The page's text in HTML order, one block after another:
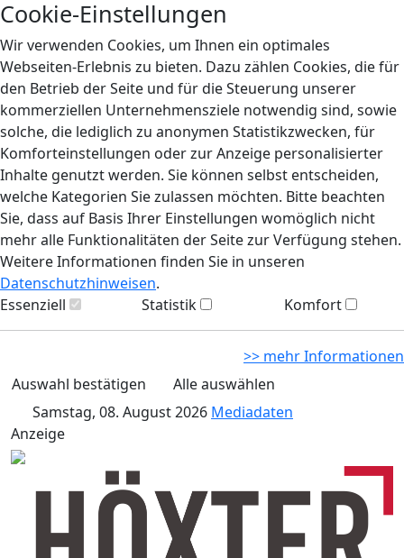
Cookie-Einstellungen
Wir verwenden Cookies, um Ihnen ein optimales
Webseiten-Erlebnis zu bieten. Dazu zählen Cookies, die für
den Betrieb der Seite und für die Steuerung unserer
kommerziellen Unternehmensziele notwendig sind, sowie
solche, die lediglich zu anonymen Statistikzwecken, für
Komforteinstellungen oder zur Anzeige personalisierter
Inhalte genutzt werden. Sie können selbst entscheiden,
welche Kategorien Sie zulassen möchten. Bitte beachten
Sie, dass auf Basis Ihrer Einstellungen womöglich nicht
mehr alle Funktionalitäten der Seite zur Verfügung stehen.
Weitere Informationen finden Sie in unseren
Datenschutzhinweisen.
Essenziell
Statistik Komfort
>> mehr Informationen
Auswahl bestätigen
Alle auswählen
Samstag, 08. August 2026 Mediadaten
Anzeige